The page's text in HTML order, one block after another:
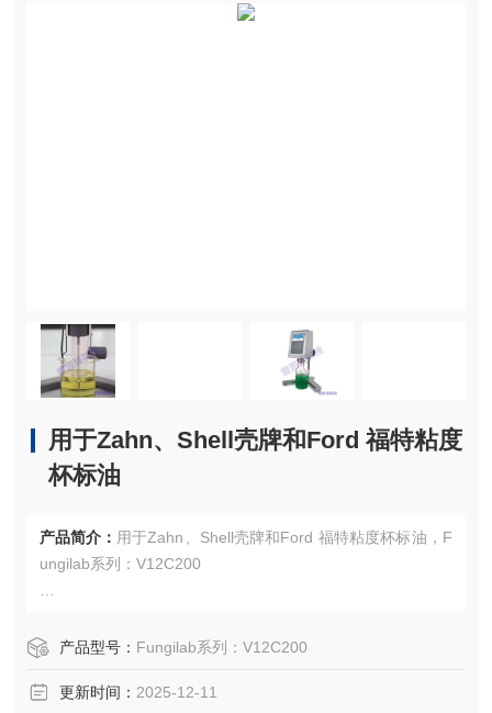
用于Zahn、Shell壳牌和Ford 福特粘度
杯标油
产品简介： 用于Zahn、Shell壳牌和Ford 福特粘度杯标油，F
ungilab系列：V12C200
型号：V12C200
粘度范围（批次略有偏差）：标定值: 446,3 mm2/s
产品型号： Fungilab系列：V12C200
更新时间： 2025-12-11